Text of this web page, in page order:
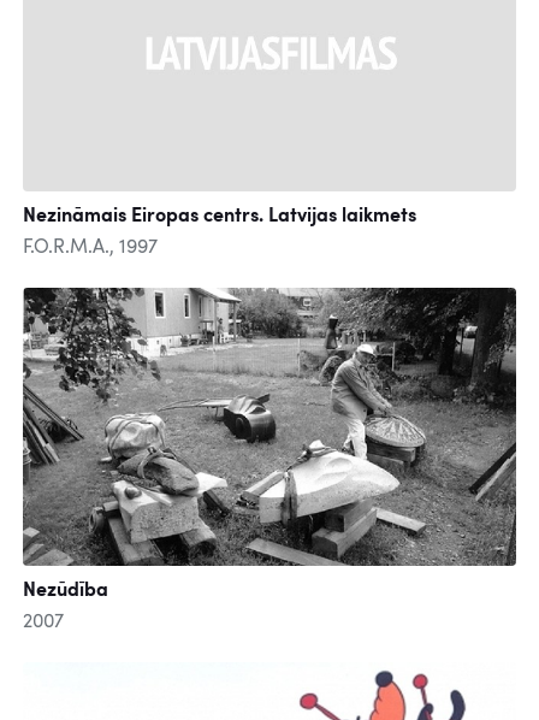
Nezināmais Eiropas centrs. Latvijas laikmets
F.O.R.M.A., 1997
Nezūdība
2007